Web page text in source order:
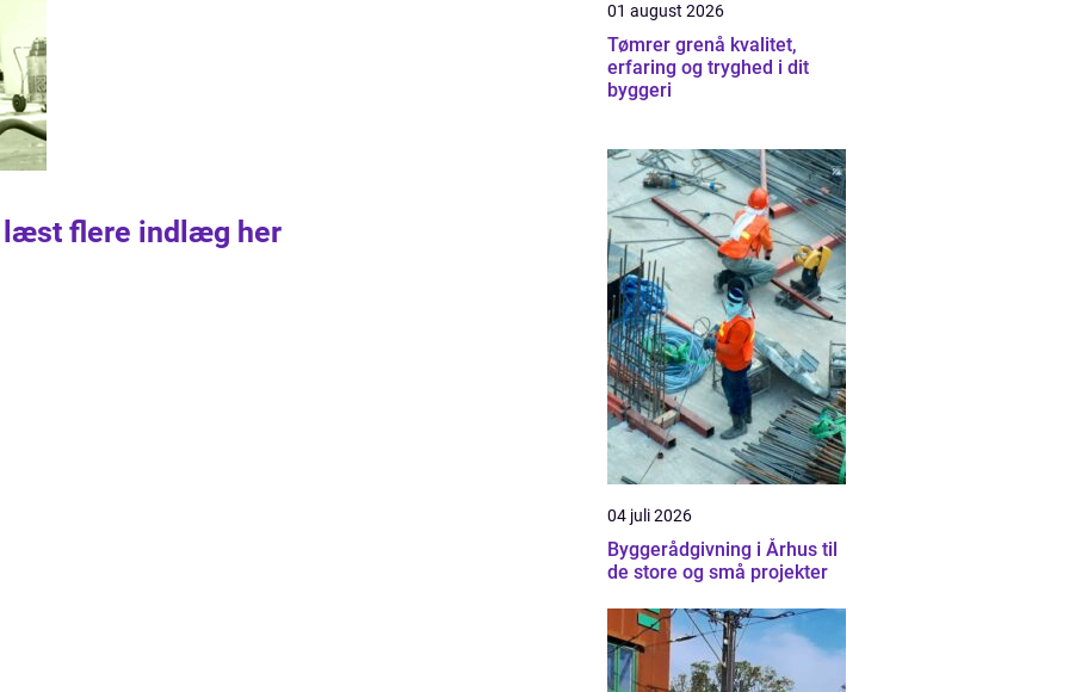
læst flere indlæg her
01 august 2026
Tømrer grenå kvalitet,
erfaring og tryghed i dit
byggeri
04 juli 2026
Byggerådgivning i Århus til
de store og små projekter